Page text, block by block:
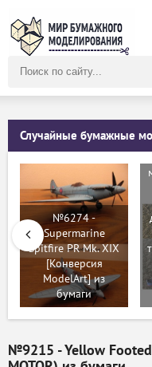
сайту
Случайные бумажные
№6274 -
Supermarine
Spitfire PR Mk. XIX
[Конверсия
ModelArt] из
бумаги
№9215 - Yellow